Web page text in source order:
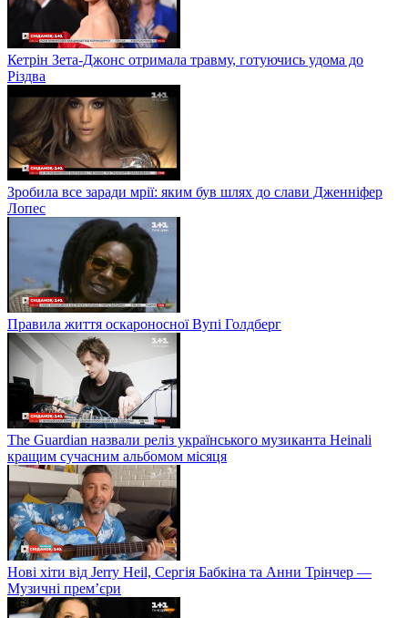
Кетрін Зета-Джонс отримала травму, готуючись удома до
Різдва
Зробила все заради мрії: яким був шлях до слави Дженніфер
Лопес
Правила життя оскароносної Вупі Голдберг
The Guardian назвали реліз українського музиканта Heinali
кращим сучасним альбомом місяця
Нові хіти від Jerry Heil, Сергія Бабкіна та Анни Трінчер —
Музичні прем’єри